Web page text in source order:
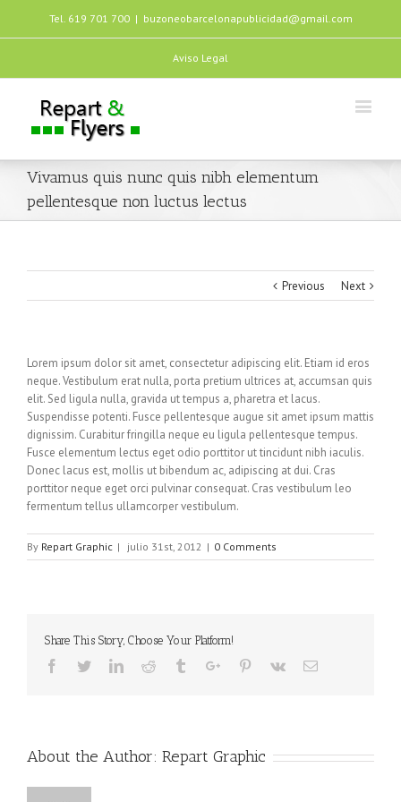
Tel. 619 701 700 | buzoneobarcelonapublicidad@gmail.com
Aviso Legal
Vivamus quis nunc quis nibh elementum
pellentesque non luctus lectus
Previous Next
Lorem ipsum dolor sit amet, consectetur adipiscing elit. Etiam id eros
neque. Vestibulum erat nulla, porta pretium ultrices at, accumsan quis
elit. Sed ligula nulla, gravida ut tempus a, pharetra et lacus.
Suspendisse potenti. Fusce pellentesque augue sit amet ipsum mattis
dignissim. Curabitur fringilla neque eu ligula pellentesque tempus.
Fusce elementum lectus eget odio porttitor ut tincidunt nibh iaculis.
Donec lacus est, mollis ut bibendum ac, adipiscing at dui. Cras
porttitor neque eget orci pulvinar consequat. Cras vestibulum leo
fermentum tellus ullamcorper vestibulum.
By Repart Graphic | julio 31st, 2012 | 0 Comments
Share This Story, Choose Your Platform!
Facebook
TwitterLinkedinReddit TumblrGoogle+Pinterest
Vk Email
About the Author: Repart Graphic